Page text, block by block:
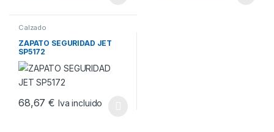
Calzado
ZAPATO SEGURIDAD JET
SP5172
68,67€ Iva incluido